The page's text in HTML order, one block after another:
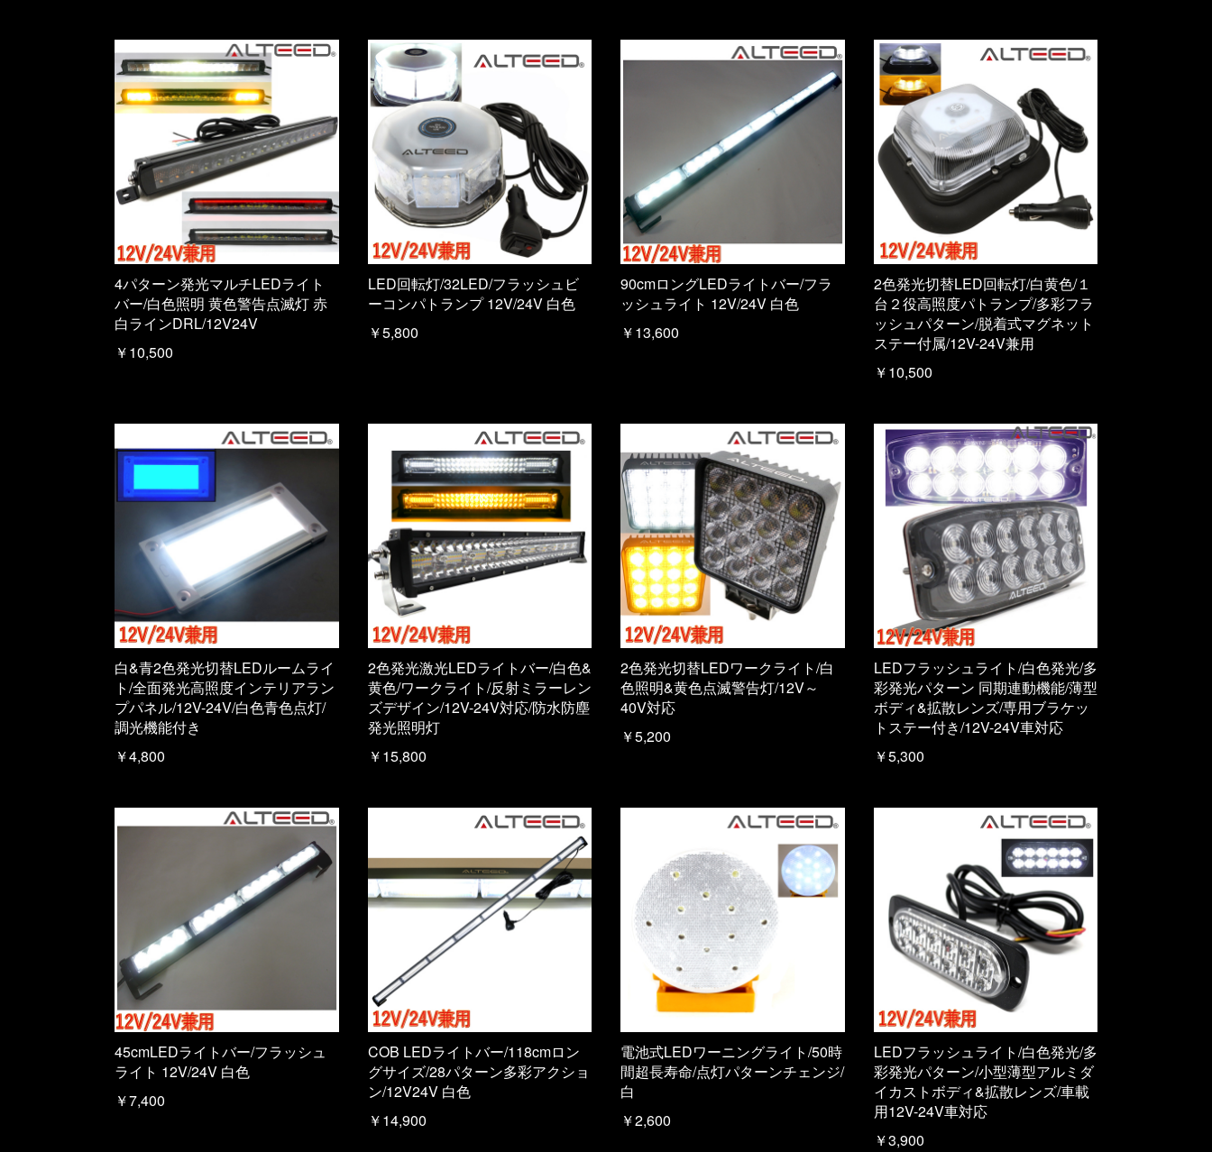
4パターン発光マルチLEDライト
バー/白色照明 黄色警告点滅灯 赤
白ラインDRL/12V24V
￥10,500
LED回転灯/32LED/フラッシュビ
ーコンパトランプ 12V/24V 白色
￥5,800
90cmロングLEDライトバー/フラ
ッシュライト 12V/24V 白色
￥13,600
2色発光切替LED回転灯/白黄色/１
台２役高照度パトランプ/多彩フラ
ッシュパターン/脱着式マグネット
ステー付属/12V-24V兼用
￥10,500
白&青2色発光切替LEDルームライ
ト/全面発光高照度インテリアラン
プパネル/12V-24V/白色青色点灯/
調光機能付き
￥4,800
2色発光激光LEDライトバー/白色&
黄色/ワークライト/反射ミラーレン
ズデザイン/12V-24V対応/防水防塵
発光照明灯
￥15,800
2色発光切替LEDワークライト/白
色照明&黄色点滅警告灯/12V～
40V対応
￥5,200
LEDフラッシュライト/白色発光/多
彩発光パターン 同期連動機能/薄型
ボディ&拡散レンズ/専用ブラケッ
トステー付き/12V-24V車対応
￥5,300
45cmLEDライトバー/フラッシュ
ライト 12V/24V 白色
￥7,400
COB LEDライトバー/118cmロン
グサイズ/28パターン多彩アクショ
ン/12V24V 白色
￥14,900
電池式LEDワーニングライト/50時
間超長寿命/点灯パターンチェンジ/
白
￥2,600
LEDフラッシュライト/白色発光/多
彩発光パターン/小型薄型アルミダ
イカストボディ&拡散レンズ/車載
用12V-24V車対応
￥3,900